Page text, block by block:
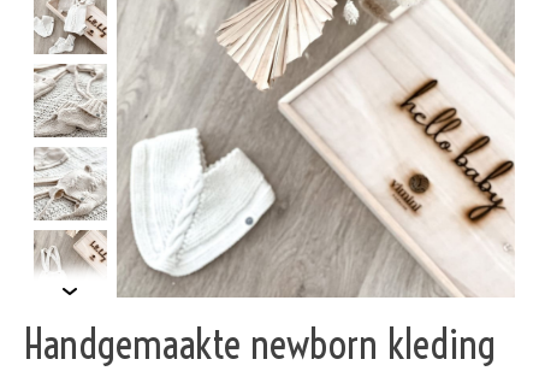
Handgemaakte newborn kleding